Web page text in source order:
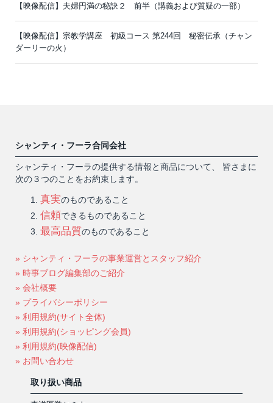
【映像配信】夫婦円満の秘訣２ 前半（講義および質疑の一部）
【映像配信】宗教学講座 初級コース 第244回 秘密伝承（チャン
ダーリーの火）
シャンティ・フーラ合同会社
シャンティ・フーラの提供する情報と商品について、 皆さまに
次の３つのことをお約束します。
真実のものであること
信頼できるものであること
最高品質のものであること
» シャンティ・フーラの事業運営とスタッフ紹介
» 時事ブログ編集部のご紹介
» 会社概要
» プライバシーポリシー
» 利用規約(サイト全体)
» 利用規約(ショッピング会員)
» 利用規約(映像配信)
» お問い合わせ
取り扱い商品